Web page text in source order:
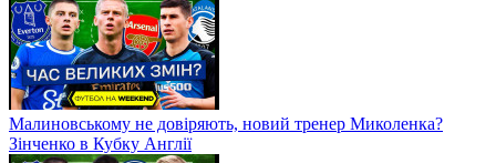
Малиновському не довіряють, новий тренер Миколенка?
Зінченко в Кубку Англії